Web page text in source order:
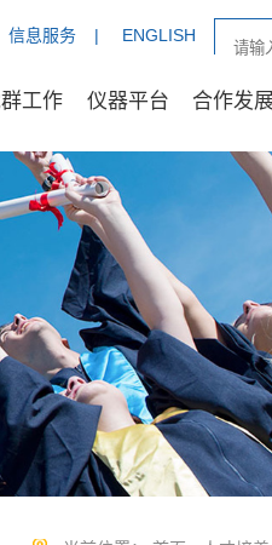
信息服务 | ENGLISH
工作 仪器平台 合作发